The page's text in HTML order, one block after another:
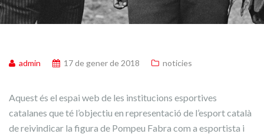
admin 17 de gener de 2018 noticies
Aquest és el espai web de les institucions esportives
catalanes que té l’objectiu en representació de l’esport català
de reivindicar la figura de Pompeu Fabra com a esportista i